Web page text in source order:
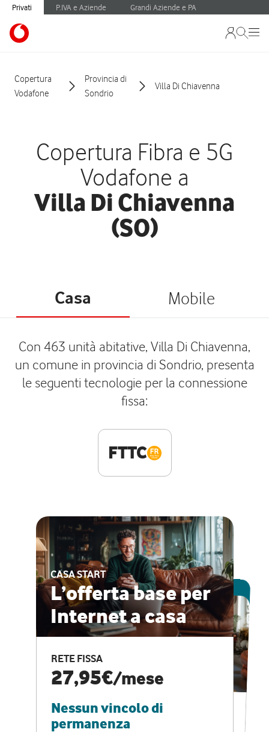
Privati P.IVA e Aziende Grandi Aziende e PA
Copertura
Vodafone
Provincia di
Sondrio
Villa Di Chiavenna
Copertura Fibra e 5G
Vodafone a
Villa Di Chiavenna
(SO)
Casa Mobile
Con 463 unità abitative, Villa Di Chiavenna,
un comune in provincia di Sondrio, presenta
le seguenti tecnologie per la connessione
fissa:
FTTC
CASA START
L’offerta base per
Internet a casa
RETE FISSA
27,95€/mese
Nessun vincolo di
permanenza
ESCLUSIVA ONLINE
CASA PRO
Internet veloce e
vantaggi speciali
RETE FISSA + VODAFONE CLUB
29,95€